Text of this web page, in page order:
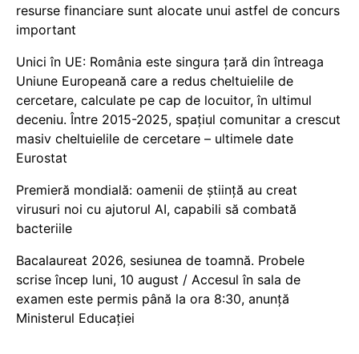
resurse financiare sunt alocate unui astfel de concurs
important
Unici în UE: România este singura țară din întreaga
Uniune Europeană care a redus cheltuielile de
cercetare, calculate pe cap de locuitor, în ultimul
deceniu. Între 2015-2025, spațiul comunitar a crescut
masiv cheltuielile de cercetare – ultimele date
Eurostat
Premieră mondială: oamenii de știință au creat
virusuri noi cu ajutorul AI, capabili să combată
bacteriile
Bacalaureat 2026, sesiunea de toamnă. Probele
scrise încep luni, 10 august / Accesul în sala de
examen este permis până la ora 8:30, anunță
Ministerul Educației